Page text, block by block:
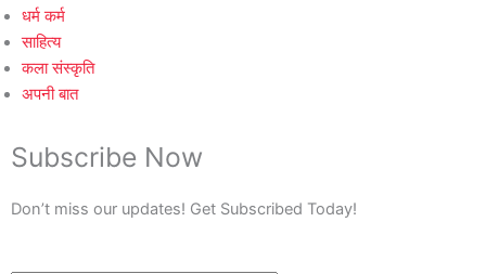
धर्म कर्म
साहित्य
कला संस्कृति
अपनी बात
Subscribe Now
Don’t miss our updates! Get Subscribed Today!